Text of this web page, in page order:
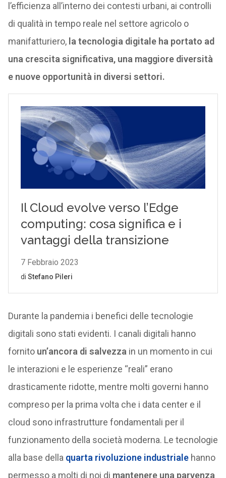
l’efficienza all’interno dei contesti urbani, ai controlli
di qualità in tempo reale nel settore agricolo o
manifatturiero, la tecnologia digitale ha portato ad
una crescita significativa, una maggiore diversità
e nuove opportunità in diversi settori.
Durante la pandemia i benefici delle tecnologie
digitali sono stati evidenti. I canali digitali hanno
fornito un’ancora di salvezza in un momento in cui
le interazioni e le esperienze “reali” erano
drasticamente ridotte, mentre molti governi hanno
compreso per la prima volta che i data center e il
cloud sono infrastrutture fondamentali per il
funzionamento della società moderna. Le tecnologie
alla base della quarta rivoluzione industrialehanno
permesso a molti di noi di mantenere una parvenza